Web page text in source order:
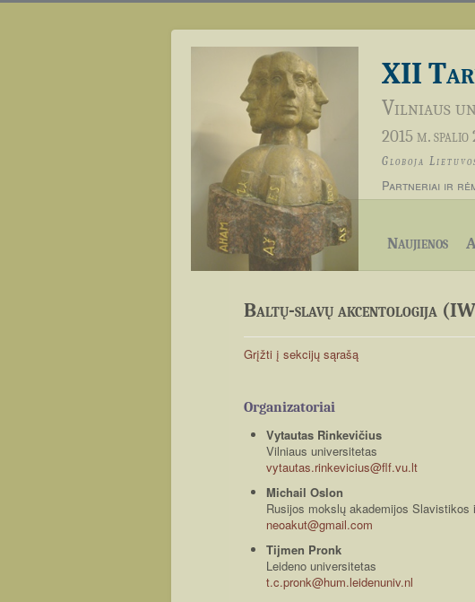
XII
Vilniaus
2015 m. spalio
Globoja
Partneriai ir
Naujienos
Baltų-slavų akcentologija
Grįžti į sekcijų sąrašą
Organizatoriai
Vytautas Rinkevičius
Vilniaus universitetas
vytautas.rinkevicius@flf.vu.lt
Michail Oslon
Rusijos mokslų akademijos Slavistikos
neoakut@gmail.com
Tijmen Pronk
Leideno universitetas
t.c.pronk@hum.leidenuniv.nl